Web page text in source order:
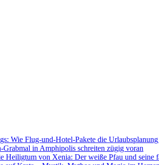
Wie Flug-und-Hotel-Pakete die
Grabmal in Amphipolis schreiten zügig voran
Heiligtum von Xenia: Der weiße Pfau und seine